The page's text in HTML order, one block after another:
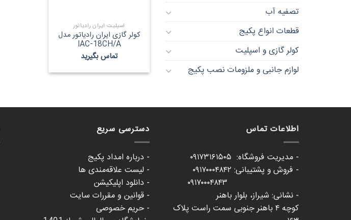
تصفیه آب
قطعات انواع پکیج
کولر گازی و اسپلیت
لوازم جانبی و ملزومات نصب پکیج
اسپلیت ایران رادیاتور
کولر گازی ایران رادیاتور مدل
IAC-18CH/A
تماس بگیرید
اطلاعات تماس
- مدیریت فروشگاه: ۰۹۱۷۳۱۶۱۵۰۵
- فروش و پشتیبانی: ۰۹۱۷۰۰۰۴۸۴۲
- نشانی: شیراز، بلوار باهنر
کوچه ۴ باهنر جنوبی سمت راست پلاک
دسترسی سریع
- درباره امداد پکیج
- لیست علاقه‌مندی ها
- دانلود اپلیکیشن
- قوانین و مقررات سایت
- حریم خصوصی